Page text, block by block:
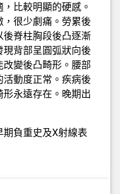
比較明顯的硬感。
很少劇痛。勞累後
後脊柱胸段後凸逐漸
背部呈圓弧狀向後
變後凸畸形。腰部
動度正常。疾病後
永遠存在。晚期出
負重史及X射線表